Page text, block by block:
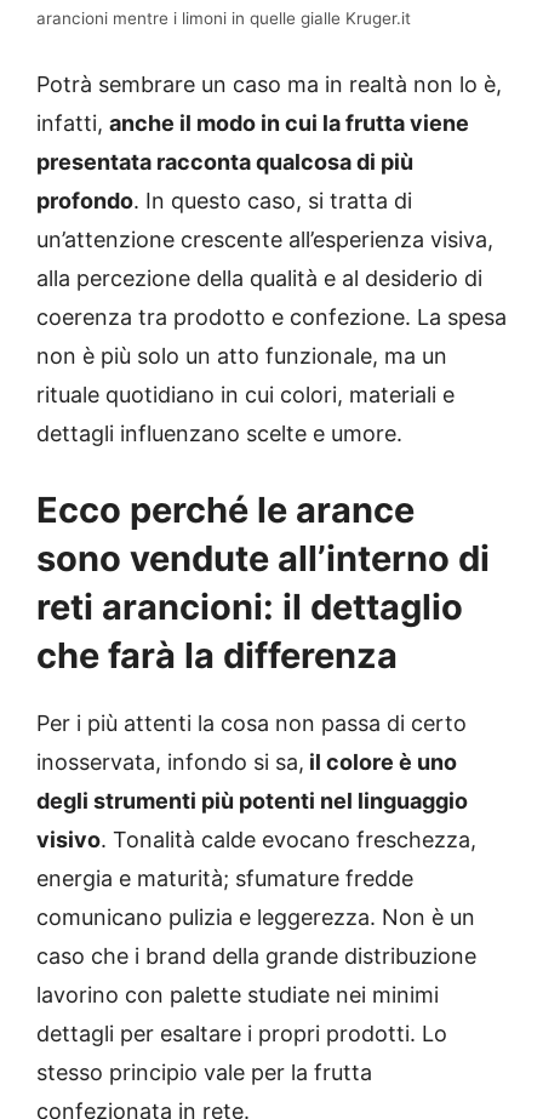
arancioni mentre i limoni in quelle gialle Kruger.it
Potrà sembrare un caso ma in realtà non lo è,
infatti, anche il modo in cui la frutta viene
presentata racconta qualcosa di più
profondo. In questo caso, si tratta di
un’attenzione crescente all’esperienza visiva,
alla percezione della qualità e al desiderio di
coerenza tra prodotto e confezione. La spesa
non è più solo un atto funzionale, ma un
rituale quotidiano in cui colori, materiali e
dettagli influenzano scelte e umore.
Ecco perché le arance
sono vendute all’interno di
reti arancioni: il dettaglio
che farà la differenza
Per i più attenti la cosa non passa di certo
inosservata, infondo si sa, il colore è uno
degli strumenti più potenti nel linguaggio
visivo. Tonalità calde evocano freschezza,
energia e maturità; sfumature fredde
comunicano pulizia e leggerezza. Non è un
caso che i brand della grande distribuzione
lavorino con palette studiate nei minimi
dettagli per esaltare i propri prodotti. Lo
stesso principio vale per la frutta
confezionata in rete.